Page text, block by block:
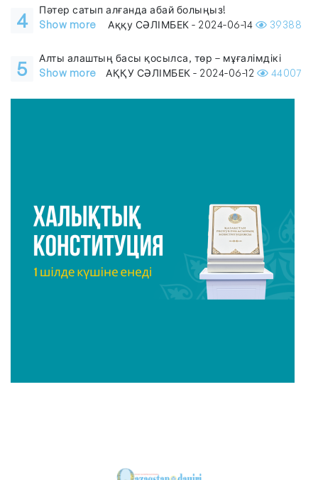
4
Пәтер сатып алғанда абай болыңыз!
Show more
Аққу СӘЛІМБЕК - 2024-06-14 39388
5
Алты алаштың басы қосылса, төр – мұғалімдікі
Show more
АҚҚУ СӘЛІМБЕК - 2024-06-12 44007